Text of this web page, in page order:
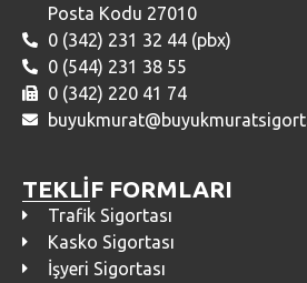
Posta Kodu 27010
0 (342) 231 32 44 (pbx)
0 (544) 231 38 55
0 (342) 220 41 74
TEKLİF FORMLARI
Trafik Sigortası
Kasko Sigortası
İşyeri Sigortası